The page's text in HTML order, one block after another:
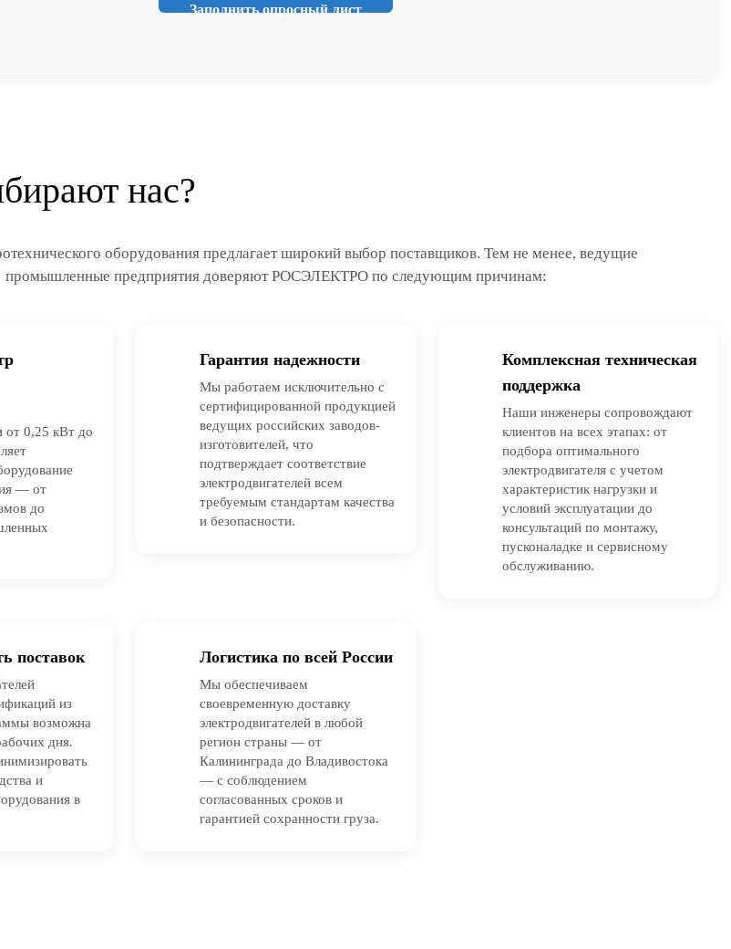
Заполнить опросный лист
нас?
оборудования предлагает широкий выбор поставщиков. Тем не менее, ведущие
промышленные предприятия доверяют РОСЭЛЕКТРО по следующим причинам:
от 0,25 кВт до
— от
до
Гарантия надежности
Мы работаем исключительно с
сертифицированной продукцией
ведущих российских заводов-
изготовителей, что
подтверждает соответствие
электродвигателей всем
требуемым стандартам качества
и безопасности.
Комплексная техническая
поддержка
Наши инженеры сопровождают
клиентов на всех этапах: от
подбора оптимального
электродвигателя с учетом
характеристик нагрузки и
условий эксплуатации до
консультаций по монтажу,
пусконаладке и сервисному
обслуживанию.
поставок
из
возможна
дня.
и
в
Логистика по всей России
Мы обеспечиваем
своевременную доставку
электродвигателей в любой
регион страны — от
Калининграда до Владивостока
— с соблюдением
согласованных сроков и
гарантией сохранности груза.